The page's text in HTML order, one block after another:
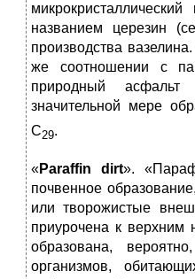
названием церезин
производства
же соотношении с
природный
значительной мере
С29.
«Paraffin dirt».
почвенное
или творожистые
приурочена к
образована,
организмов,